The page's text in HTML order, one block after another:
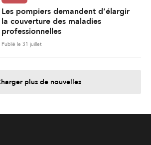
Charger plus de nouvelles
Je contribue